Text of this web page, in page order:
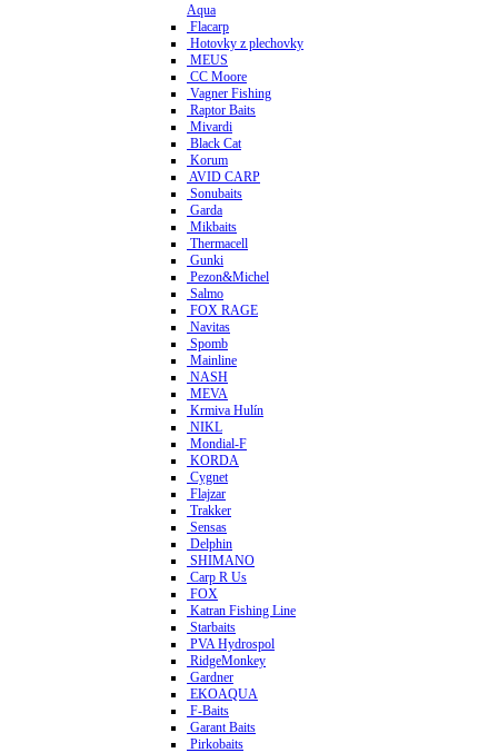
Aqua
Flacarp
Hotovky z plechovky
MEUS
CC Moore
Vagner Fishing
Raptor Baits
Mivardi
Black Cat
Korum
AVID CARP
Sonubaits
Garda
Mikbaits
Thermacell
Gunki
Pezon&Michel
Salmo
FOX RAGE
Navitas
Spomb
Mainline
NASH
MEVA
Krmiva Hulín
NIKL
Mondial-F
KORDA
Cygnet
Flajzar
Trakker
Sensas
Delphin
SHIMANO
Carp R Us
FOX
Katran Fishing Line
Starbaits
PVA Hydrospol
RidgeMonkey
Gardner
EKOAQUA
F-Baits
Garant Baits
Pirkobaits